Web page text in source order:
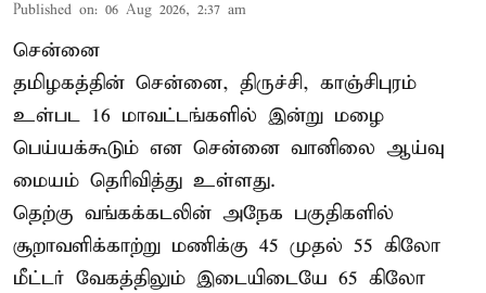
Published on: 06 Aug 2026, 2:37 am
சென்னை
தமிழகத்தின் சென்னை, திருச்சி, காஞ்சிபுரம்
உள்பட 16 மாவட்டங்களில் இன்று மழை
பெய்யக்கூடும் என சென்னை வானிலை ஆய்வு
மையம் தெரிவித்து உள்ளது.
தெற்கு வங்கக்கடலின் அநேக பகுதிகளில்
சூறாவளிக்காற்று மணிக்கு 45 முதல் 55 கிலோ
மீட்டர் வேகத்திலும் இடையிடையே 65 கிலோ